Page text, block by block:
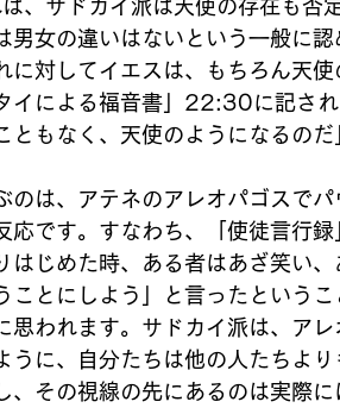
サドカイ派は天使の存在も否
男女の違いはないという一般に
に対してイエスは、もちろん天
イによる福音書」22:30に記され
ともなく、天使のようになるの
は、アテネのアレオパゴスでパ
応です。すなわち、「使徒言行
はじめた時、ある者はあざ笑い
ことにしよう」と言ったという
思われます。サドカイ派は、ア
うに、自分たちは他の人たちより
、その視線の先にあるのは実際